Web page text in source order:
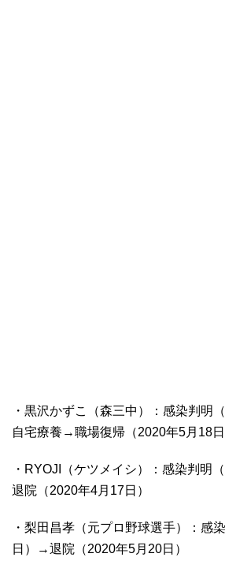
・黒沢かずこ（森三中）：感染判明
自宅療養→職場復帰（2020年5月18日
・RYOJI（ケツメイシ）：感染判明
退院（2020年4月17日）
・梨田昌孝（元プロ野球選手）：感
日）→退院（2020年5月20日）